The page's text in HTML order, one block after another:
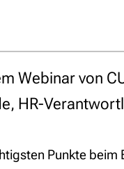
Webinar von
HR-
Punkte beim